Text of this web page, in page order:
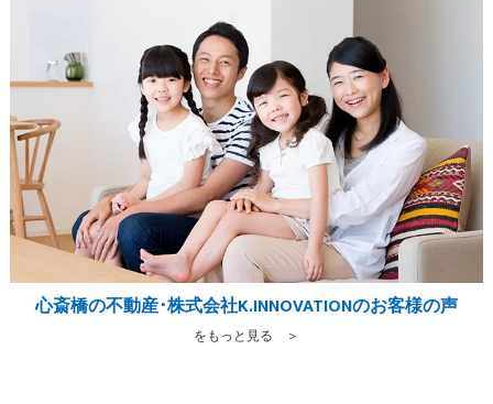
心斎橋の不動産･株式会社K.INNOVATIONのお客様の声
をもっと見る ＞